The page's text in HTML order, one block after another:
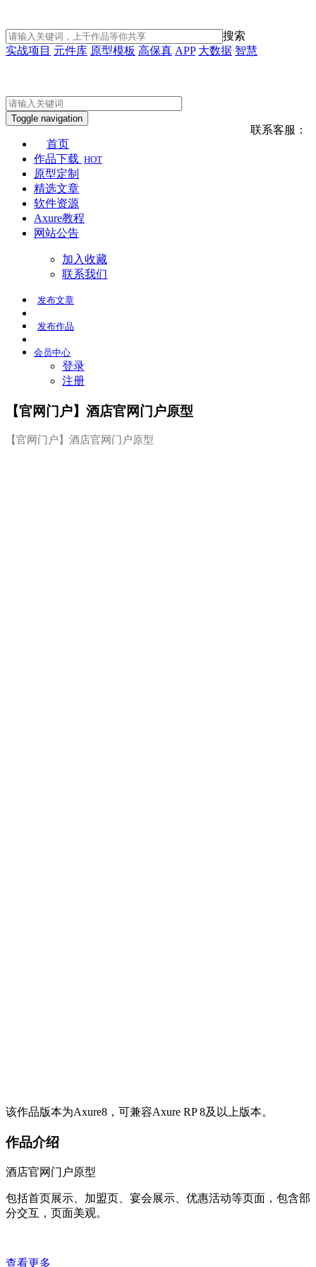
搜索
实战项目 元件库 原型模板 高保真 APP 大数据 智慧
联系客服：
Toggle navigation
首页
作品下载 HOT
原型定制
精选文章
软件资源
Axure教程
网站公告
加入收藏
联系我们
发布文章
发布作品
会员中心
登录
注册
【官网门户】酒店官网门户原型
【官网门户】酒店官网门户原型
该作品版本为Axure8，可兼容Axure RP 8及以上版本。
作品介绍
酒店官网门户原型
包括首页展示、加盟页、宴会展示、优惠活动等页面，包含部
分交互，页面美观。
查看更多